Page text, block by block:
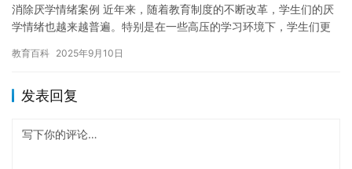
消除厌学情绪案例 近年来，随着教育制度的不断改革，学生们的厌
学情绪也越来越普遍。特别是在一些高压的学习环境下，学生们更
个消…
教育百科 2025年9月10日
发表回复